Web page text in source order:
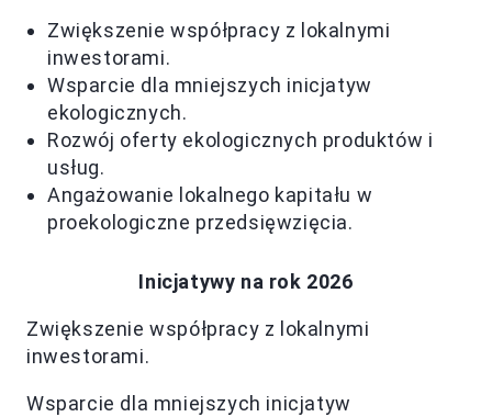
Zwiększenie współpracy z lokalnymi
inwestorami.
Wsparcie dla mniejszych inicjatyw
ekologicznych.
Rozwój oferty ekologicznych produktów i
usług.
Angażowanie lokalnego kapitału w
proekologiczne przedsięwzięcia.
Inicjatywy na rok 2026
Zwiększenie współpracy z lokalnymi
inwestorami.
Wsparcie dla mniejszych inicjatyw